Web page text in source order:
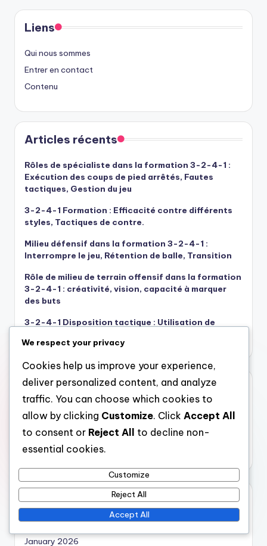
Liens
Qui nous sommes
Entrer en contact
Contenu
Articles récents
Rôles de spécialiste dans la formation 3-2-4-1 :
Exécution des coups de pied arrêtés, Fautes
tactiques, Gestion du jeu
3-2-4-1 Formation : Efficacité contre différents
styles, Tactiques de contre.
Milieu défensif dans la formation 3-2-4-1 :
Interrompre le jeu, Rétention de balle, Transition
Rôle de milieu de terrain offensif dans la formation
3-2-4-1 : créativité, vision, capacité à marquer
des buts
3-2-4-1 Disposition tactique : Utilisation de
Catégories
Analyse de la structure 3-2-4-1
Analyse tactique des stratégies 3-2-4-1
Rôles des joueurs dans la formation 3-2-4-1
Archives
February 2026
January 2026
We respect your privacy
Cookies help us improve your experience,
deliver personalized content, and analyze
traffic. You can choose which cookies to
allow by clicking Customize. Click Accept All
to consent or Reject All
to decline non-
essential cookies.
Customize
Reject All
Accept All